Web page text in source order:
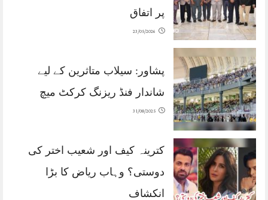
پر اتفاق
23/05/2026
پشاور: سیلاب متاثرین کے لیے
شاندار فنڈ ریزنگ کرکٹ میچ
31/08/2025
کترینہ کیف اور شعیب اختر کی
دوستی؟ وہاب ریاض کا بڑا
انکشاف